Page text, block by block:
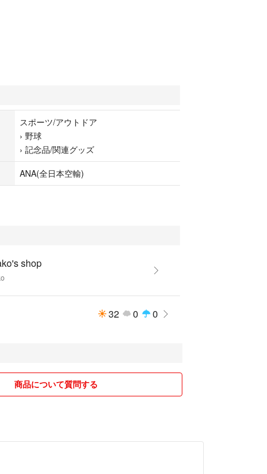
スポーツ/アウトドア
› 野球
› 記念品/関連グッズ
ANA(全日本空輸)
shop
32 0 0
商品について質問する